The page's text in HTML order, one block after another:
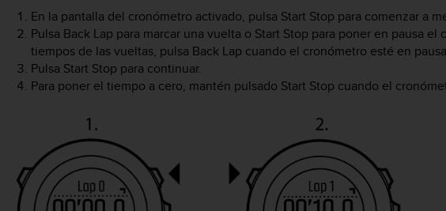
En la pantalla del cronómetro activado, pulsa Start Stop para comenzar a
Pulsa Back Lap para marcar una vuelta o Start Stop para poner en pausa el
tiempos de las vueltas, pulsa Back Lap cuando el cronómetro esté en
Pulsa Start Stop para continuar.
Para poner el tiempo a cero, mantén pulsado Start Stop cuando el